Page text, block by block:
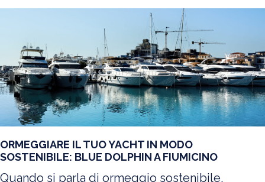
ORMEGGIARE IL TUO YACHT IN MODO
SOSTENIBILE: BLUE DOLPHIN A FIUMICINO
Quando si parla di ormeggio sostenibile,